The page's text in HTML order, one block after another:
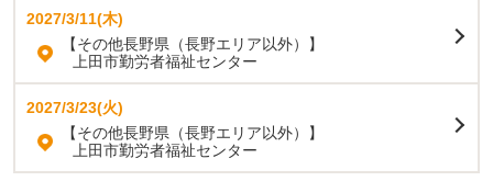
2027/3/11(木)
【その他長野県（長野エリア以外）】
上田市勤労者福祉センター
2027/3/23(火)
【その他長野県（長野エリア以外）】
上田市勤労者福祉センター